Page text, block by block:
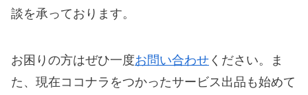
談を承っております。
お困りの方はぜひ一度お問い合わせ ください。ま
た、現在ココナラをつかったサービス出品も始めて